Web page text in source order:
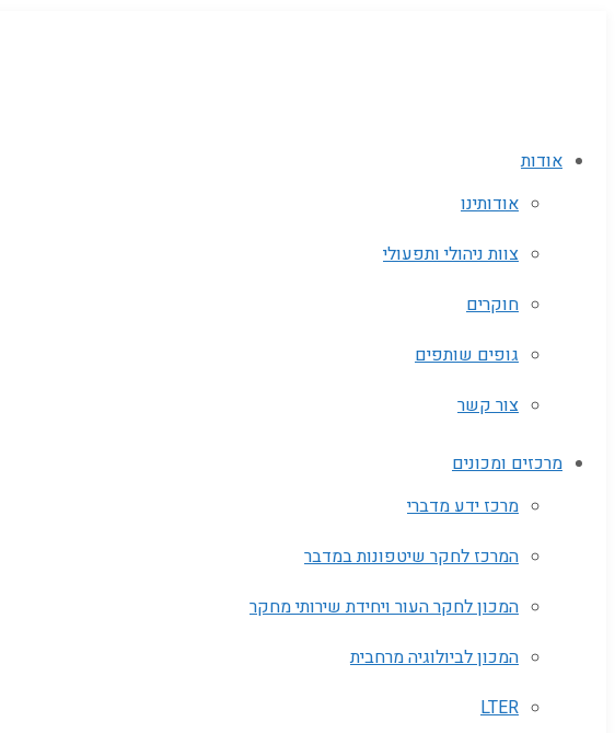
אודות
אודותינו
צוות ניהולי ותפעולי
חוקרים
גופים שותפים‬
צור קשר
מרכזים ומכונים
מרכז ידע מדברי
המרכז לחקר שיטפונות במדבר
המכון לחקר העור ויחידת שירותי מחקר
המכון לביולוגיה מרחבית
LTER